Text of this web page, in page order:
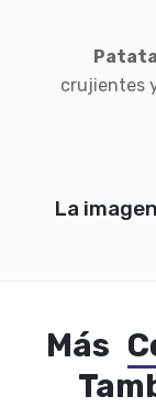
crujientes
La
Más